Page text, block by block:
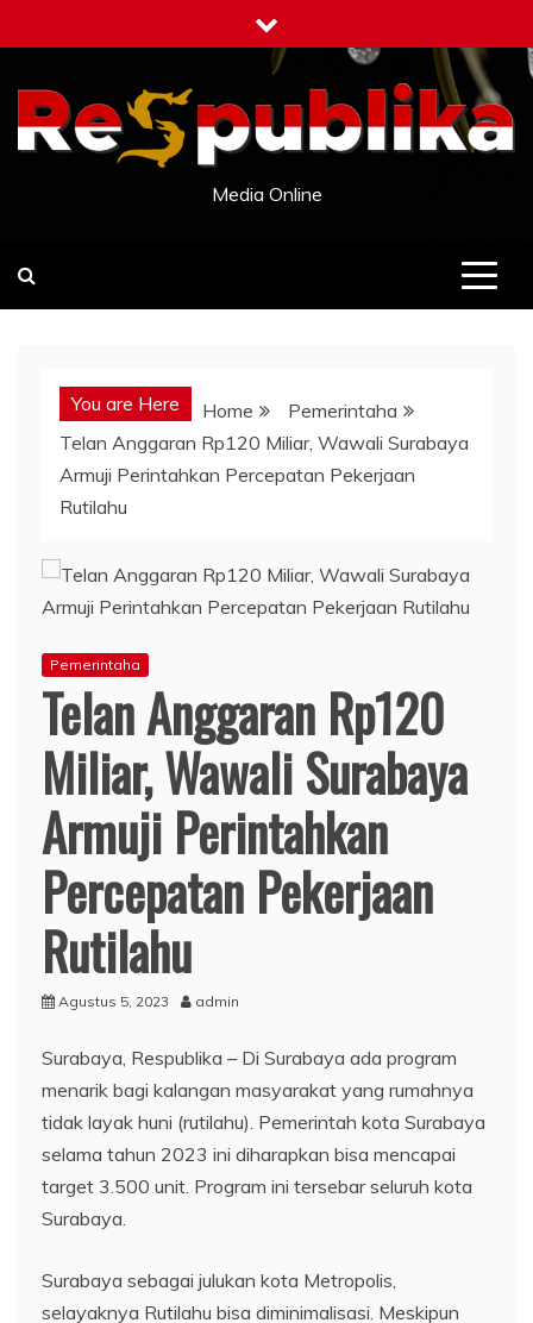
to
Media Online
You are Here Home
Pemerintaha
Telan Anggaran Rp120 Miliar, Wawali Surabaya
Armuji Perintahkan Percepatan Pekerjaan
Rutilahu
Pemerintaha
Telan Anggaran Rp120
Miliar, Wawali Surabaya
Armuji Perintahkan
Percepatan Pekerjaan
Rutilahu
Agustus 5, 2023 admin
Surabaya, Respublika – Di Surabaya ada program
menarik bagi kalangan masyarakat yang rumahnya
tidak layak huni (rutilahu). Pemerintah kota Surabaya
selama tahun 2023 ini diharapkan bisa mencapai
target 3.500 unit. Program ini tersebar seluruh kota
Surabaya.
Surabaya sebagai julukan kota Metropolis,
selayaknya Rutilahu bisa diminimalisasi. Meskipun